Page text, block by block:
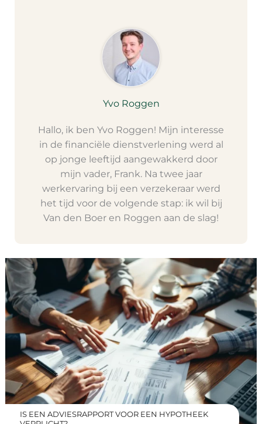
Yvo Roggen
Hallo, ik ben Yvo Roggen! Mijn interesse
in de financiële dienstverlening werd al
op jonge leeftijd aangewakkerd door
mijn vader, Frank. Na twee jaar
werkervaring bij een verzekeraar werd
het tijd voor de volgende stap: ik wil bij
Van den Boer en Roggen aan de slag!
IS EEN ADVIESRAPPORT VOOR EEN HYPOTHEEK